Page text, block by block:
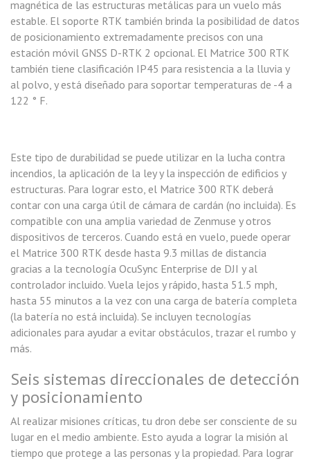
magnética de las estructuras metálicas para un vuelo más
estable. El soporte RTK también brinda la posibilidad de datos
de posicionamiento extremadamente precisos con una
estación móvil GNSS D-RTK 2 opcional. El Matrice 300 RTK
también tiene clasificación IP45 para resistencia a la lluvia y
al polvo, y está diseñado para soportar temperaturas de -4 a
122 ° F.
Este tipo de durabilidad se puede utilizar en la lucha contra
incendios, la aplicación de la ley y la inspección de edificios y
estructuras. Para lograr esto, el Matrice 300 RTK deberá
contar con una carga útil de cámara de cardán (no incluida). Es
compatible con una amplia variedad de Zenmuse y otros
dispositivos de terceros. Cuando está en vuelo, puede operar
el Matrice 300 RTK desde hasta 9.3 millas de distancia
gracias a la tecnología OcuSync Enterprise de DJI y al
controlador incluido. Vuela lejos y rápido, hasta 51.5 mph,
hasta 55 minutos a la vez con una carga de batería completa
(la batería no está incluida). Se incluyen tecnologías
adicionales para ayudar a evitar obstáculos, trazar el rumbo y
más.
Seis sistemas direccionales de detección
y posicionamiento
Al realizar misiones críticas, tu dron debe ser consciente de su
lugar en el medio ambiente. Esto ayuda a lograr la misión al
tiempo que protege a las personas y la propiedad. Para lograr